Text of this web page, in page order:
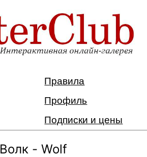
Правила
Профиль
Подписки и цены
Волк - Wolf